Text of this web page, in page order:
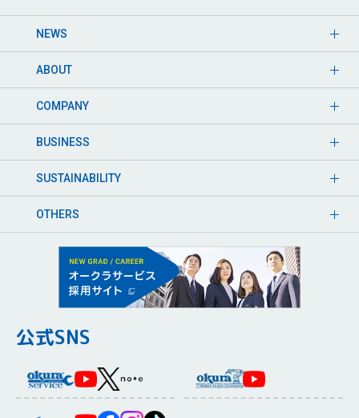
NEWS
ABOUT
COMPANY
BUSINESS
SUSTAINABILITY
OTHERS
公式SNS